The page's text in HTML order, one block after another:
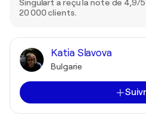
Singulart a reçu la note de 4,9/
20 000 clients.
Katia Slavova
Bulgarie